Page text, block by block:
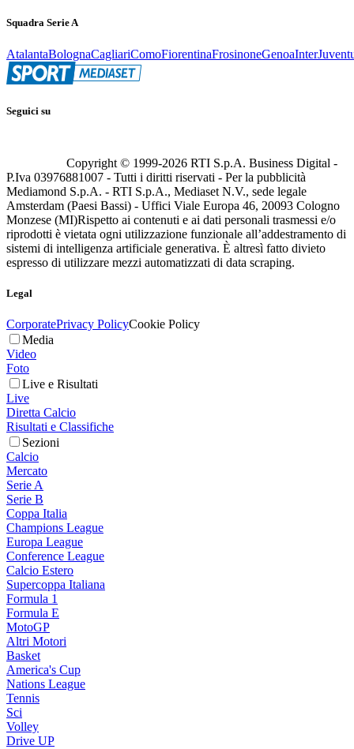
Squadra Serie A
AtalantaBolognaCagliariComoFiorentinaFrosinoneGenoaInter
Seguici su
Copyright © 1999-2026 RTI S.p.A. Business Digital -
P.Iva 03976881007 - Tutti i diritti riservati - Per la pubblicità
Mediamond S.p.A. - RTI S.p.A., Mediaset N.V., sede legale
Amsterdam (Paesi Bassi) - Uffici Viale Europa 46, 20093 Cologno
Monzese (MI)Rispetto ai contenuti e ai dati personali trasmessi e/o
riprodotti è vietata ogni utilizzazione funzionale all’addestramento di
sistemi di intelligenza artificiale generativa. È altresì fatto divieto
espresso di utilizzare mezzi automatizzati di data scraping.
Legal
CorporatePrivacy PolicyCookie Policy
Media
Video
Foto
Live e Risultati
Live
Diretta Calcio
Risultati e Classifiche
Sezioni
Calcio
Mercato
Serie A
Serie B
Coppa Italia
Champions League
Europa League
Conference League
Calcio Estero
Supercoppa Italiana
Formula 1
Formula E
MotoGP
Altri Motori
Basket
America's Cup
Nations League
Tennis
Sci
Volley
Drive UP